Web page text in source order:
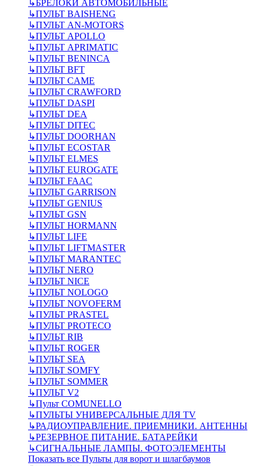
↳БРЕЛОКИ АВТОМОБИЛЬНЫЕ
↳ПУЛЬТ BAISHENG
↳ПУЛЬТ AN-MOTORS
↳ПУЛЬТ APOLLO
↳ПУЛЬТ APRIMATIC
↳ПУЛЬТ BENINCA
↳ПУЛЬТ BFT
↳ПУЛЬТ CAME
↳ПУЛЬТ CRAWFORD
↳ПУЛЬТ DASPI
↳ПУЛЬТ DEA
↳ПУЛЬТ DITEC
↳ПУЛЬТ DOORHAN
↳ПУЛЬТ ECOSTAR
↳ПУЛЬТ ELMES
↳ПУЛЬТ EUROGATE
↳ПУЛЬТ FAAC
↳ПУЛЬТ GARRISON
↳ПУЛЬТ GENIUS
↳ПУЛЬТ GSN
↳ПУЛЬТ HORMANN
↳ПУЛЬТ LIFE
↳ПУЛЬТ LIFTMASTER
↳ПУЛЬТ MARANTEC
↳ПУЛЬТ NERO
↳ПУЛЬТ NICE
↳ПУЛЬТ NOLOGO
↳ПУЛЬТ NOVOFERM
↳ПУЛЬТ PRASTEL
↳ПУЛЬТ PROTECO
↳ПУЛЬТ RIB
↳ПУЛЬТ ROGER
↳ПУЛЬТ SEA
↳ПУЛЬТ SOMFY
↳ПУЛЬТ SOMMER
↳ПУЛЬТ V2
↳Пульт СOMUNELLO
↳ПУЛЬТЫ УНИВЕРСАЛЬНЫЕ ДЛЯ TV
↳РАДИОУПРАВЛЕНИЕ. ПРИЕМНИКИ. АНТЕННЫ
↳РЕЗЕРВНОЕ ПИТАНИЕ. БАТАРЕЙКИ
↳СИГНАЛЬНЫЕ ЛАМПЫ. ФОТОЭЛЕМЕНТЫ
Показать все Пульты для ворот и шлагбаумов